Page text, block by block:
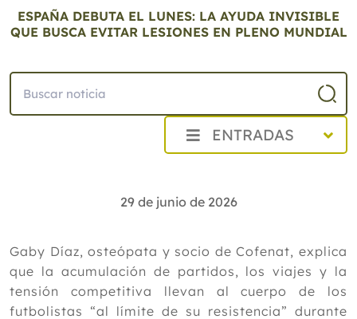
ESPAÑA DEBUTA EL LUNES: LA AYUDA INVISIBLE
QUE BUSCA EVITAR LESIONES EN PLENO MUNDIAL
ENTRADAS
Julio
España debuta el lunes: la ayuda
invisible que busca evitar lesiones en
pleno Mundial
Eficacia comparativa de la acupresión
y la aromaterapia con eucalipto en la
29 de junio de 2026
Gaby Díaz, osteópata y socio de Cofenat, explica
que la acumulación de partidos, los viajes y la
tensión competitiva llevan al cuerpo de los
futbolistas “al límite de su resistencia” durante